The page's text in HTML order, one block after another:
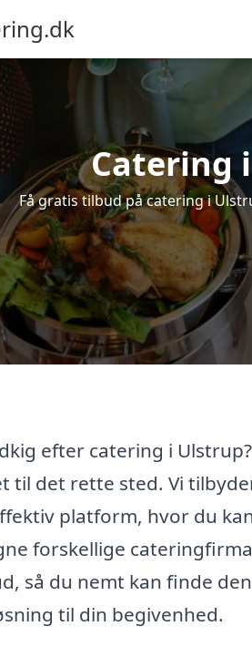
Catering
Få gratis tilbud på catering i
efter catering i
til det rette sted. Vi
platform, hvor du
forskellige
så du nemt kan finde den
til din begivenhed.